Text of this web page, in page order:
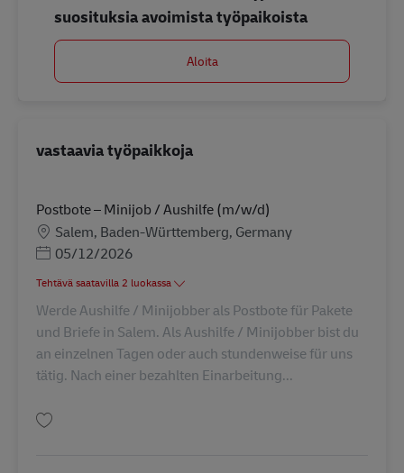
suosituksia avoimista työpaikoista
Aloita
vastaavia työpaikkoja
Postbote – Minijob / Aushilfe (m/w/d)
SijaintiSalem, Baden-Württemberg, Germany
Posted Date
05/12/2026
Tehtävä saatavilla 2 luokassa
Werde Aushilfe / Minijobber als Postbote für Pakete
und Briefe in Salem. Als Aushilfe / Minijobber bist du
an einzelnen Tagen oder auch stundenweise für uns
tätig. Nach einer bezahlten Einarbeitung...